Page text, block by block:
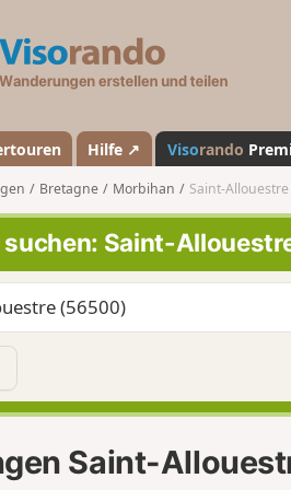
a
n
d
o
Hilfe ↗ Visorando
Bretagne Morbihan Saint-Allouestre
suchen: Saint-
Saint-